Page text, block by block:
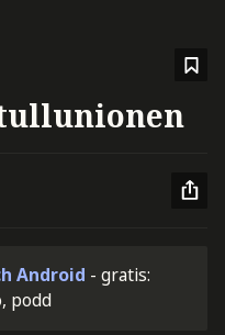
Android - gratis:
podd